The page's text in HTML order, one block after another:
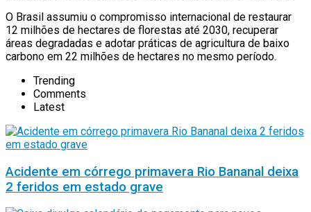
O Brasil assumiu o compromisso internacional de restaurar
12 milhões de hectares de florestas até 2030, recuperar
áreas degradadas e adotar práticas de agricultura de baixo
carbono em 22 milhões de hectares no mesmo período.
Trending
Comments
Latest
Acidente em córrego primavera Rio Bananal deixa
2 feridos em estado grave